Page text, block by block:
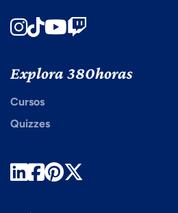
Instagram
TikTokYoutube
Explora 380horas
Cursos
Quizzes
LinkedIn
Facebook
Pinterest